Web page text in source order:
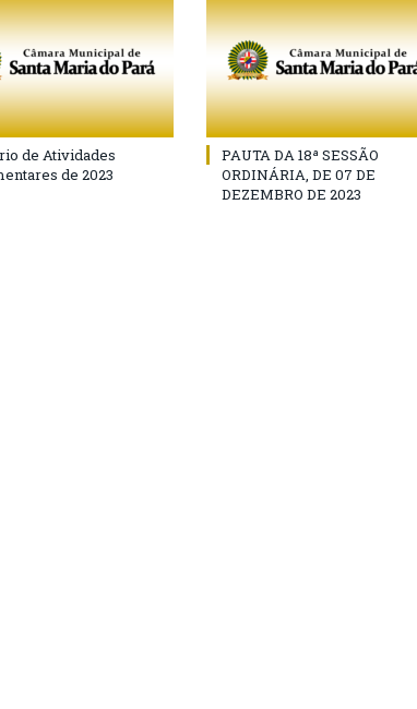
de Atividades
de 2023
PAUTA DA 18ª SESSÃO
ORDINÁRIA, DE 07 DE
DEZEMBRO DE 2023